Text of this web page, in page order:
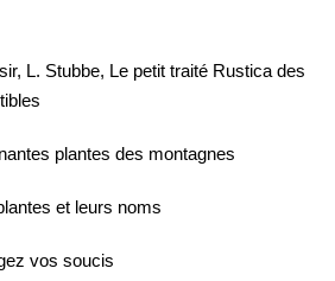
L. Stubbe, Le petit traité Rustica des
plantes des montagnes
et leurs noms
vos soucis